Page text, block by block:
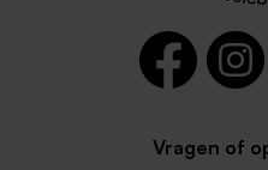
Vragen of